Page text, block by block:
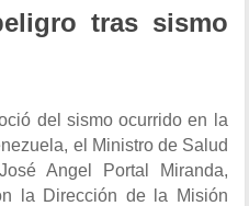
tras sismo
del sismo ocurrido en la
el Ministro de Salud
Angel Portal Miranda,
la Dirección de la Misión